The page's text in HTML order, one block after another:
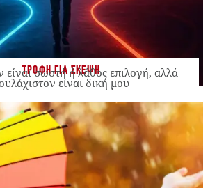
ΤΡΟΦΗ ΓΙΑ ΣΚΕΨΗ
είναι σωστή ή λάθος επιλογή, αλλά
είναι δική μου